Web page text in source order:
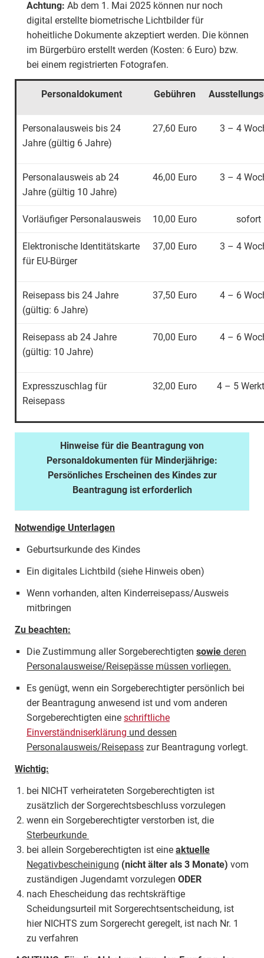
Achtung: Ab dem 1. Mai 2025 können nur noch
digital erstellte biometrische Lichtbilder für
hoheitliche Dokumente akzeptiert werden. Die können
im Bürgerbüro erstellt werden (Kosten: 6 Euro) bzw.
bei einem registrierten Fotografen.
Personaldokument Gebühren
Personalausweis bis 24
Jahre (gültig 6 Jahre)
27,60 Euro 3 – 4
Personalausweis ab 24
Jahre (gültig 10 Jahre)
46,00 Euro 3 – 4
Vorläufiger Personalausweis 10,00 Euro sofort
Elektronische Identitätskarte
für EU-Bürger
37,00 Euro 3 – 4
Reisepass bis 24 Jahre
(gültig: 6 Jahre)
37,50 Euro 4 – 6
Reisepass ab 24 Jahre
(gültig: 10 Jahre)
70,00 Euro 4 – 6
Expresszuschlag für
Reisepass
32,00 Euro 4 – 5
Hinweise für die Beantragung von
Personaldokumenten für Minderjährige:
Persönliches Erscheinen des Kindes zur
Beantragung ist erforderlich
Notwendige Unterlagen
Geburtsurkunde des Kindes
Ein digitales Lichtbild (siehe Hinweis oben)
Wenn vorhanden, alten Kinderreisepass/Ausweis
mitbringen
Zu beachten:
Die Zustimmung aller Sorgeberechtigten sowie deren
Personalausweise/Reisepässe müssen vorliegen.
Es genügt, wenn ein Sorgeberechtigter persönlich bei
der Beantragung anwesend ist und vom anderen
Sorgeberechtigten eine schriftliche
Einverständniserklärung und dessen
Personalausweis/Reisepass zur Beantragung vorlegt.
Wichtig:
bei NICHT verheirateten Sorgeberechtigten ist
zusätzlich der Sorgerechtsbeschluss vorzulegen
wenn ein Sorgeberechtigter verstorben ist, die
Sterbeurkunde
bei allein Sorgeberechtigten ist eine aktuelle
Negativbescheinigung (nicht älter als 3 Monate) vom
zuständigen Jugendamt vorzulegen ODER
nach Ehescheidung das rechtskräftige
Scheidungsurteil mit Sorgerechtsentscheidung, ist
hier NICHTS zum Sorgerecht geregelt, ist nach Nr. 1
zu verfahren